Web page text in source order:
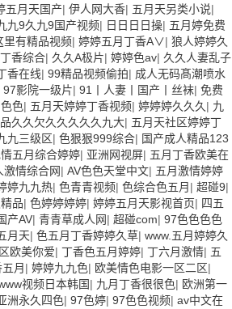
五月天国产| 伊人网大香| 五月天另类小说|
九9久九9国产视频| 日日日日操| 五月婷免费
里有精品视频| 婷婷五月丁香A∨| 狼人婷婷久
香综合| 久久A极片| 婷婷色av| 久久人妻乱子
香在线| 99精品视频偷拍| 成人无码髙潮喷水
97影院一级片| 91丨人妻丨国产丨丝袜| 免费
色| 五月天婷婷丁香视频| 婷婷婷久久久 | 九
久久欠久久久久久九大| 五月天社区婷婷丁
九三级区| 色狠狠999综合| 国产成人精品123
五月综合婷婷| 亚洲网视屏| 五月丁香欧美在
情综合网| AV色色天堂中文| 五月激情婷婷
婷九九热| 色青青视频| 色综合色五月 | 超碰9|
品| 色婷婷婷婷| 婷婷五月天影视首页| 四五
产AV| 青青草成人网| 超碰com| 97色色色色
月天| 色五月丁香婷婷久草| www.五月婷婷久
欧美你爱| 丁香色五月婷婷| 丁六月激情| 五
月 | 婷婷九九色| 欧美情色电影一区二区|
视频日本韩国| 九月丁香很很色| 欧洲第一
洲永久四色| 97色婷| 97色色视频| av中文在